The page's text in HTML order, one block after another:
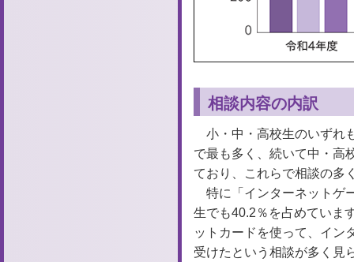
相談内容の内訳
小・中・高校生のいずれ
で最も多く、続いて中・高
ており、これらで相談の多
特に「インターネットゲ
生でも40.2％を占めていま
ットカードを使って、イン
受けたという相談が多く見